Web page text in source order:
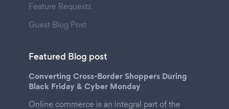
Feature Requests
Guest Blog Post
Featured Blog post
Converting Cross-Border Shoppers During
Black Friday & Cyber Monday
Online commerce is an integral part of the